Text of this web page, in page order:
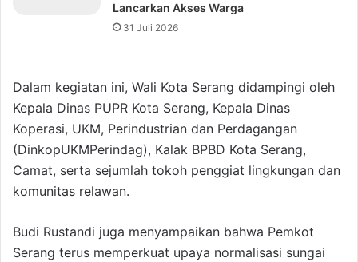
Lancarkan Akses Warga
31 Juli 2026
Dalam kegiatan ini, Wali Kota Serang didampingi oleh
Kepala Dinas PUPR Kota Serang, Kepala Dinas
Koperasi, UKM, Perindustrian dan Perdagangan
(DinkopUKMPerindag), Kalak BPBD Kota Serang,
Camat, serta sejumlah tokoh penggiat lingkungan dan
komunitas relawan.
Budi Rustandi juga menyampaikan bahwa Pemkot
Serang terus memperkuat upaya normalisasi sungai